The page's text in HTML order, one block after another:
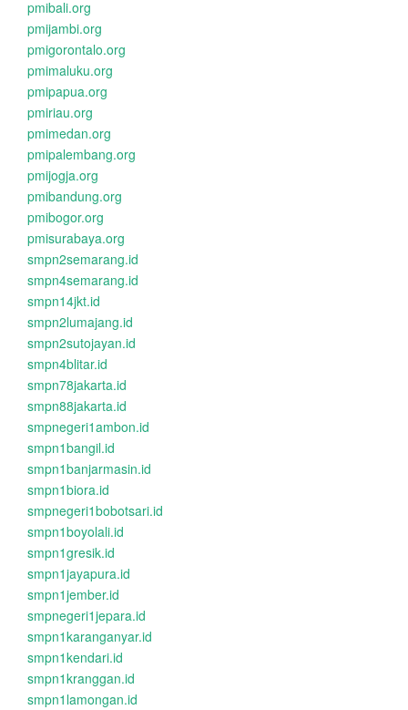
pmibali.org
pmijambi.org
pmigorontalo.org
pmimaluku.org
pmipapua.org
pmiriau.org
pmimedan.org
pmipalembang.org
pmijogja.org
pmibandung.org
pmibogor.org
pmisurabaya.org
smpn2semarang.id
smpn4semarang.id
smpn14jkt.id
smpn2lumajang.id
smpn2sutojayan.id
smpn4blitar.id
smpn78jakarta.id
smpn88jakarta.id
smpnegeri1ambon.id
smpn1bangil.id
smpn1banjarmasin.id
smpn1biora.id
smpnegeri1bobotsari.id
smpn1boyolali.id
smpn1gresik.id
smpn1jayapura.id
smpn1jember.id
smpnegeri1jepara.id
smpn1karanganyar.id
smpn1kendari.id
smpn1kranggan.id
smpn1lamongan.id